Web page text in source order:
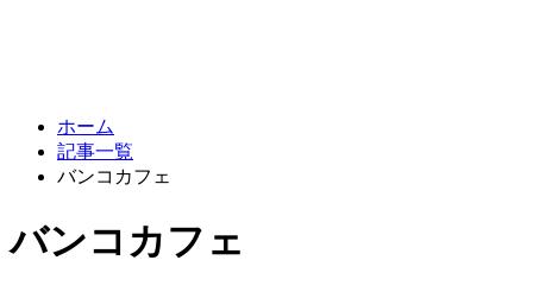
ホーム
記事一覧
バンコカフェ
バンコカフェ